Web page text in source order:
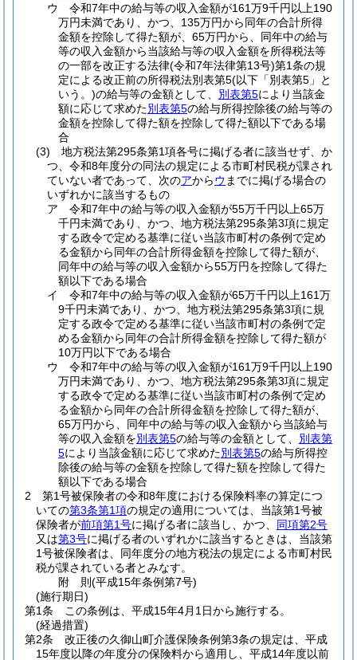
ウ
令和7年中の給与等の収入金額が161万9千円以上190
万円未満であり、かつ、135万円から同年の合計所得
金額を控除して得た額が、65万円から、同年中の給与
等の収入金額から当該給与等の収入金額を所得税法等
の一部を改正する法律(令和7年法律第13号)第1条の規
定による改正前の所得税法別表第5(以下「別表第5」と
いう。)の給与等の金額として、 別表第5により当該金
額に応じて求めた別表第5の給与所得控除後の給与等の
金額を控除して得た額を控除して得た額以下である場
合
(3)
地方税法第295条第1項各号に掲げる者に該当せず、か
つ、令和8年度分の同法の規定による市町村民税が課され
ていない者であって、次のアからウ までに掲げる場合の
いずれかに該当するもの
ア
令和7年中の給与等の収入金額が55万千円以上65万
千円未満であり、かつ、地方税法第295条第3項に規定
する政令で定める基準に従い当該市町村の条例で定め
る金額から同年の合計所得金額を控除して得た額が、
同年中の給与等の収入金額から55万円を控除して得た
額以下である場合
イ
令和7年中の給与等の収入金額が65万千円以上161万
9千円未満であり、かつ、地方税法第295条第3項に規
定する政令で定める基準に従い当該市町村の条例で定
める金額から同年の合計所得金額を控除して得た額が
10万円以下である場合
ウ
令和7年中の給与等の収入金額が161万9千円以上190
万円未満であり、かつ、地方税法第295条第3項に規定
する政令で定める基準に従い当該市町村の条例で定め
る金額から同年の合計所得金額を控除して得た額が、
65万円から、同年中の給与等の収入金額から当該給与
等の収入金額を別表第5の給与等の金額として、 別表第
5により当該金額に応じて求めた別表第5の給与所得控
除後の給与等の金額を控除して得た額を控除して得た
額以下である場合
2
第1号被保険者の令和8年度における保険料率の算定につ
いての第3条第1項の規定の適用については、当該第1号被
保険者が前項第1号に掲げる者に該当し、かつ、 同項第2号
又は第3号に掲げる者のいずれかに該当するときは、当該第
1号被保険者は、同年度分の地方税法の規定による市町村民
税が課されている者とみなす。
附 則(平成15年条例第7号)
(施行期日)
第1条
この条例は、平成15年4月1日から施行する。
(経過措置)
第2条
改正後の久御山町介護保険条例第3条の規定は、平成
15年度以降の年度分の保険料から適用し、平成14年度以前